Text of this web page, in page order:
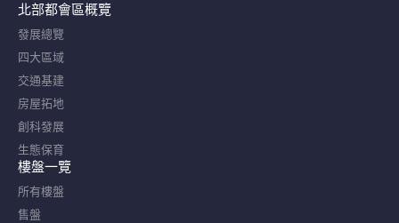
北部都會區概覽​
發展總覽
四大區域
交通基建
房屋拓地
創科發展
生態保育
樓盤一覽
所有樓盤
售盤